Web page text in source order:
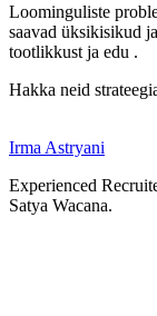
Loominguliste
saavad üksikisikud
tootlikkust ja edu .
Hakka neid
Irma Astryani
Experienced
Satya Wacana.